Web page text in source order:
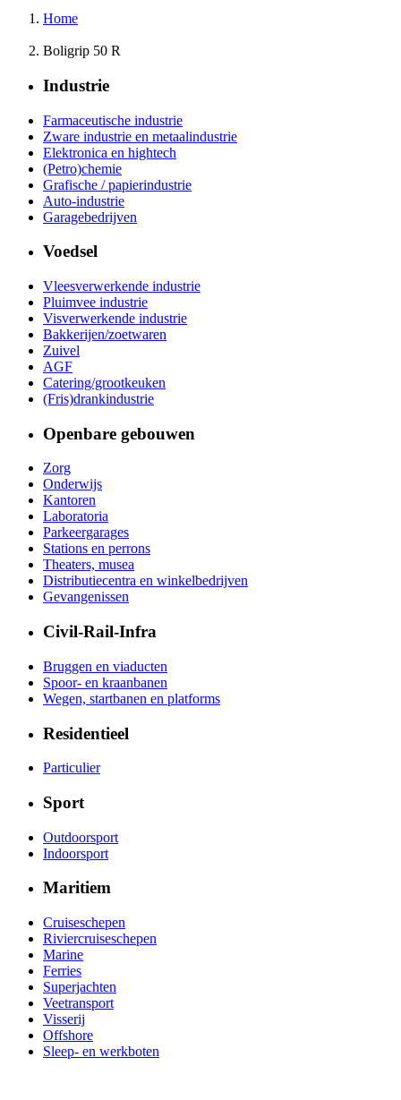
Home
Boligrip 50 R
Industrie
Farmaceutische industrie
Zware industrie en metaalindustrie
Elektronica en hightech
(Petro)chemie
Grafische / papierindustrie
Auto-industrie
Garagebedrijven
Voedsel
Vleesverwerkende industrie
Pluimvee industrie
Visverwerkende industrie
Bakkerijen/zoetwaren
Zuivel
AGF
Catering/grootkeuken
(Fris)drankindustrie
Openbare gebouwen
Zorg
Onderwijs
Kantoren
Laboratoria
Parkeergarages
Stations en perrons
Theaters, musea
Distributiecentra en winkelbedrijven
Gevangenissen
Civil-Rail-Infra
Bruggen en viaducten
Spoor- en kraanbanen
Wegen, startbanen en platforms
Residentieel
Particulier
Sport
Outdoorsport
Indoorsport
Maritiem
Cruiseschepen
Riviercruiseschepen
Marine
Ferries
Superjachten
Veetransport
Visserij
Offshore
Sleep- en werkboten